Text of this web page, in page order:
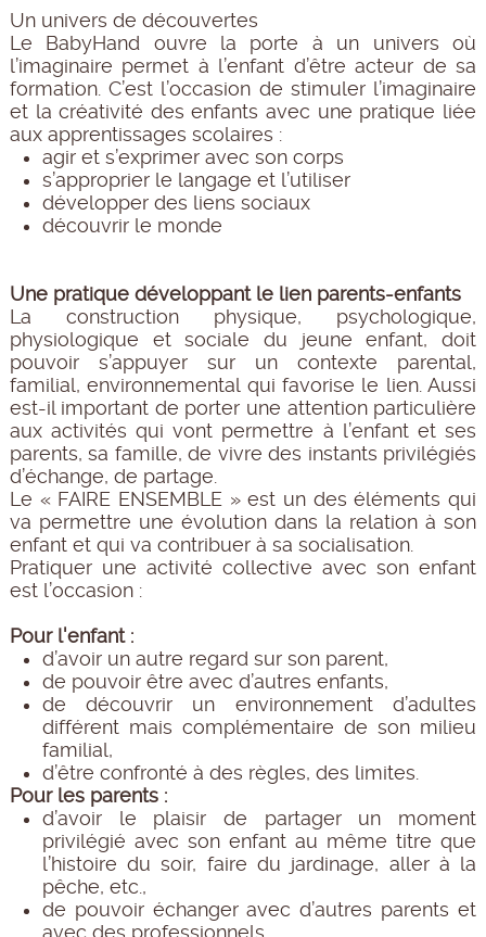
Un univers de découvertes
Le BabyHand ouvre la porte à un univers où
l’imaginaire permet à l’enfant d’être acteur de sa
formation. C’est l’occasion de stimuler l’imaginaire
et la créativité des enfants avec une pratique liée
aux apprentissages scolaires :
agir et s’exprimer avec son corps
s’approprier le langage et l’utiliser
développer des liens sociaux
découvrir le monde
Une pratique développant le lien parents-enfants
La construction physique, psychologique,
physiologique et sociale du jeune enfant, doit
pouvoir s’appuyer sur un contexte parental,
familial, environnemental qui favorise le lien. Aussi
est-il important de porter une attention particulière
aux activités qui vont permettre à l’enfant et ses
parents, sa famille, de vivre des instants privilégiés
d’échange, de partage.
Le « FAIRE ENSEMBLE » est un des éléments qui
va permettre une évolution dans la relation à son
enfant et qui va contribuer à sa socialisation.
Pratiquer une activité collective avec son enfant
est l’occasion :
Pour l'enfant :
d’avoir un autre regard sur son parent,
de pouvoir être avec d’autres enfants,
de découvrir un environnement d’adultes
différent mais complémentaire de son milieu
familial,
d’être confronté à des règles, des limites.
Pour les parents :
d’avoir le plaisir de partager un moment
privilégié avec son enfant au même titre que
l’histoire du soir, faire du jardinage, aller à la
pêche, etc.,
de pouvoir échanger avec d’autres parents et
avec des professionnels.